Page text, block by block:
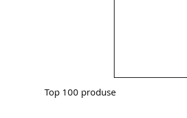
Top 100 produse